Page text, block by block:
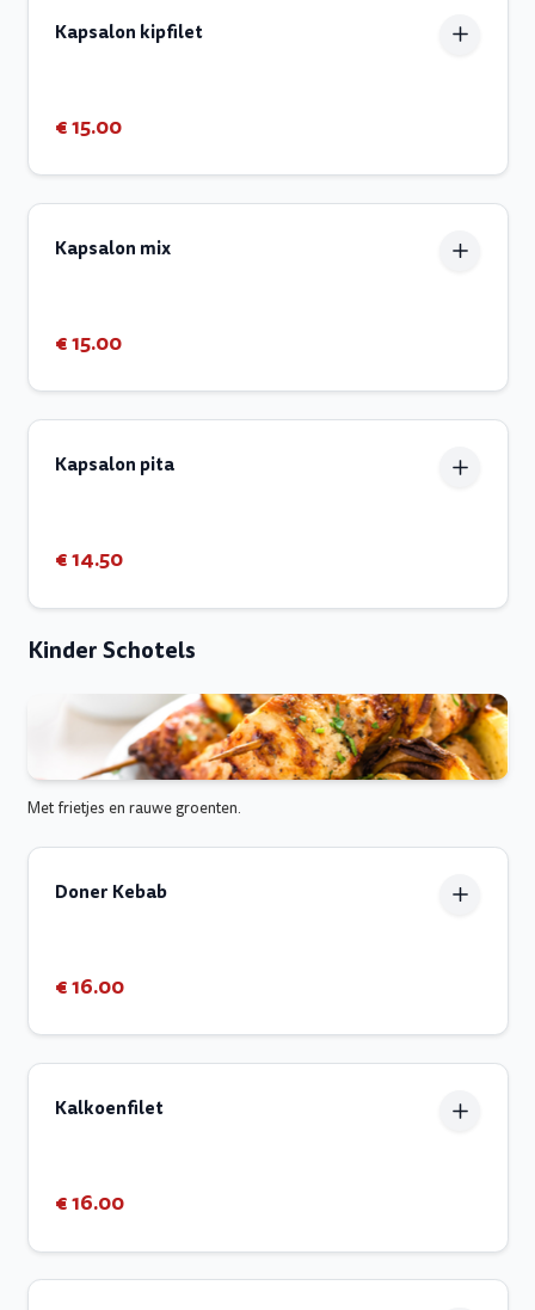
Kapsalon kipfilet
€ 15.00
Kapsalon mix
€ 15.00
Kapsalon pita
€ 14.50
Kinder Schotels
Met frietjes en rauwe groenten.
Doner Kebab
€ 16.00
Kalkoenfilet
€ 16.00